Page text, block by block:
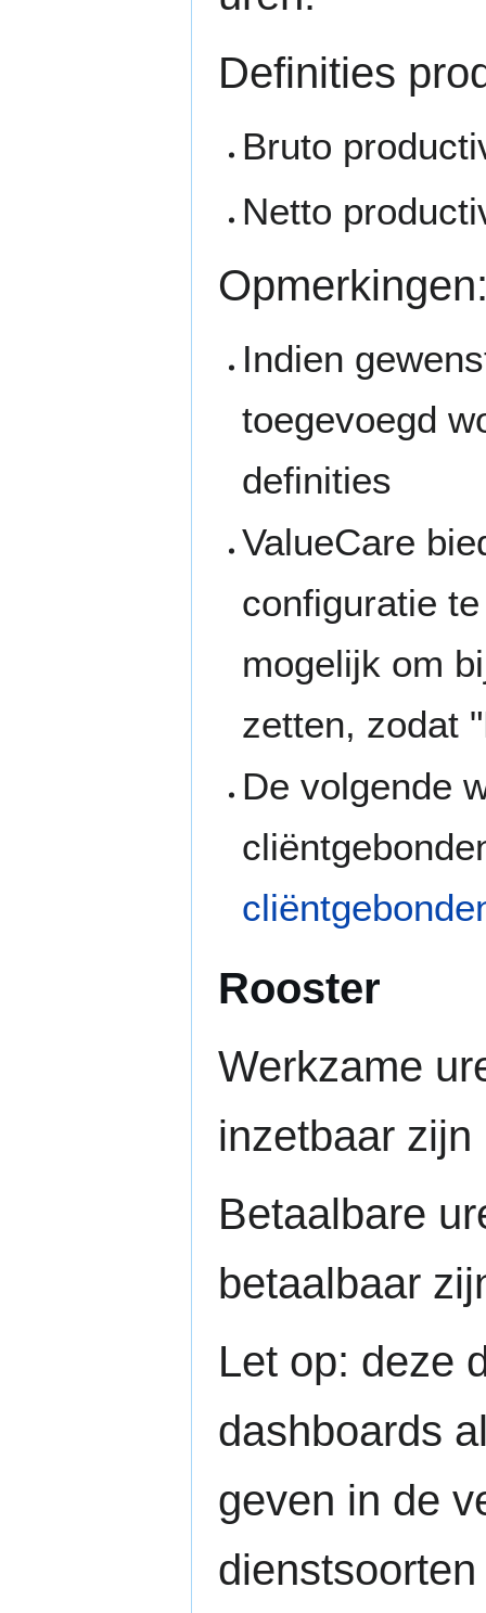
Definities
Bruto
Netto
Indien
toegevoegd
definities
ValueCare
configuratie
mogelijk om
zetten, zodat
De volgende
Rooster
Werkzame
inzetbaar
Betaalbare
betaalbaar
Let op: deze
dashboards
geven in de